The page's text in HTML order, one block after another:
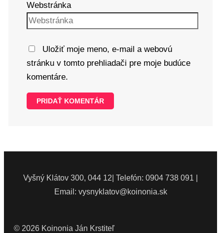
Webstránka
Uložiť moje meno, e-mail a webovú
stránku v tomto prehliadači pre moje budúce
komentáre.
Vyšný Klátov 300, 044 12| Telefón: 0904 738 091 |
Email: vysnyklatov@koinonia.sk
© 2026 Koinonia Ján Krstiteľ